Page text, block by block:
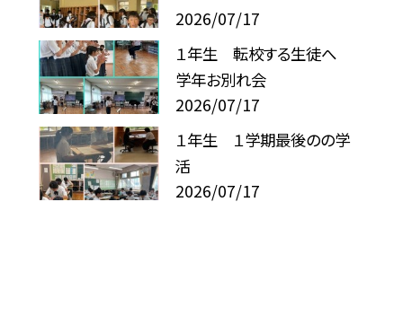
2026/07/17
１年生 転校する生徒へ
学年お別れ会
2026/07/17
１年生 １学期最後のの学
活
2026/07/17